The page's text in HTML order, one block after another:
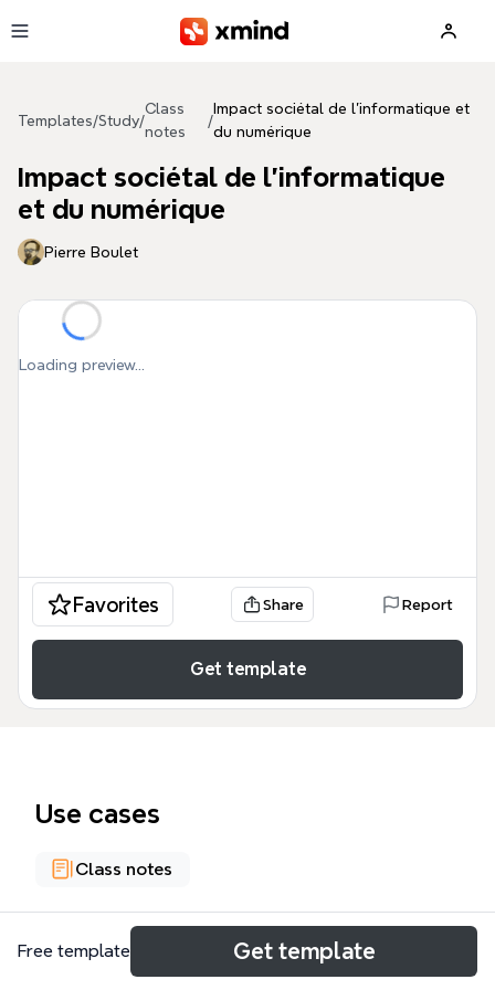
Templates/Study/
Class
notes
/
Impact sociétal de l'informatique et
du numérique
Impact sociétal de l'informatique
et du numérique
Pierre Boulet
Loading preview...
Favorites Share Report
Get template
Use cases
Class notes
About
Free template Get template